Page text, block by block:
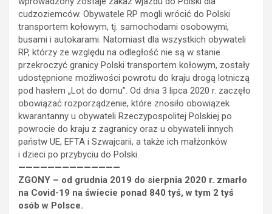
cudzoziemców. Obywatele RP mogli wrócić do Polski
transportem kołowym, tj. samochodami osobowymi,
busami i autokarami. Natomiast dla wszystkich obywateli
RP, którzy ze względu na odległość nie są w stanie
przekroczyć granicy Polski transportem kołowym, zostały
udostępnione możliwości powrotu do kraju drogą lotniczą
pod hasłem „Lot do domu”. Od dnia 3 lipca 2020 r. zaczęło
obowiązać rozporządzenie, które znosiło obowiązek
kwarantanny u obywateli Rzeczypospolitej Polskiej po
powrocie do kraju z zagranicy oraz u obywateli innych
państw UE, EFTA i Szwajcarii, a także ich małżonków
i dzieci po przybyciu do Polski.
——————————————
ZGONY – od grudnia 2019 do sierpnia 2020 r. zmarło
na Covid-19 na świecie ponad 840 tyś, w tym 2 tyś
osóbw Polsce.